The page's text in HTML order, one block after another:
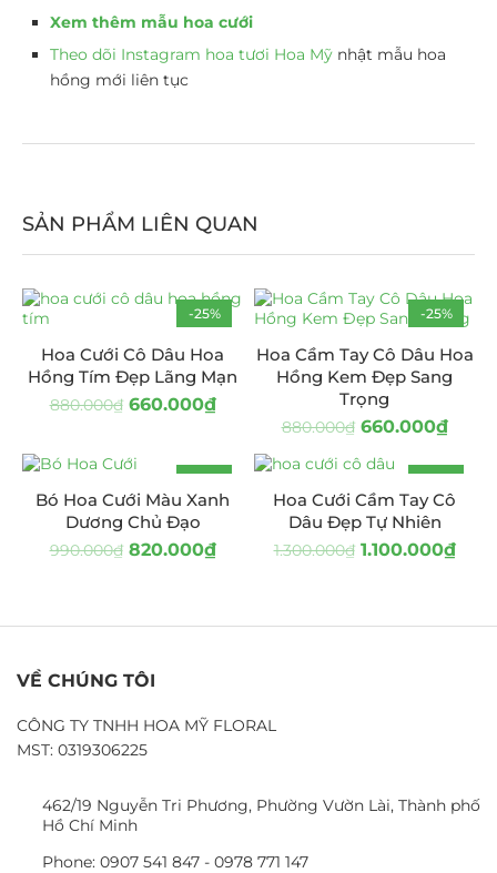
Xem thêm mẫu hoa cưới
Theo dõi Instagram hoa tươi Hoa Mỹ nhật mẫu hoa
hồng mới liên tục
SẢN PHẨM LIÊN QUAN
-25%
Hoa Cưới Cô Dâu Hoa
Hồng Tím Đẹp Lãng Mạn
880.000₫ 660.000₫
-25%
Hoa Cầm Tay Cô Dâu Hoa
Hồng Kem Đẹp Sang
Trọng
880.000₫ 660.000₫
-17%
Bó Hoa Cưới Màu Xanh
Dương Chủ Đạo
990.000₫ 820.000₫
-15%
Hoa Cưới Cầm Tay Cô
Dâu Đẹp Tự Nhiên
1.300.000₫ 1.100.000₫
VỀ CHÚNG TÔI
CÔNG TY TNHH HOA MỸ FLORAL
MST: 0319306225
462/19 Nguyễn Tri Phương, Phường Vườn Lài, Thành phố
Hồ Chí Minh
Phone: 0907 541 847 - 0978 771 147